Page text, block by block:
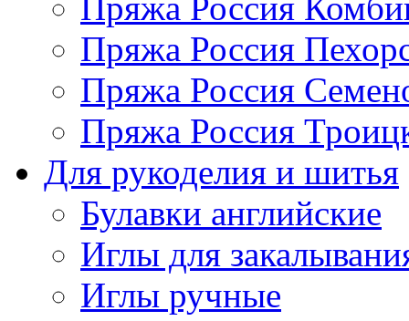
Пряжа Россия
Пряжа Россия
Пряжа Россия
Для рукоделия и шитья
Булавки английские
Иглы для
Иглы ручные